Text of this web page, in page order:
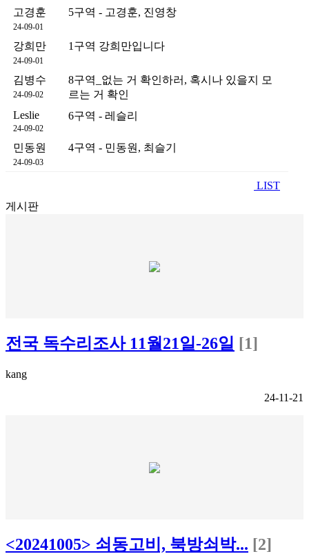
고경훈
24-09-01
5구역 - 고경훈, 진영창
강희만
24-09-01
1구역 강희만입니다
김병수
24-09-02
8구역_없는 거 확인하러, 혹시나 있을지 모
르는 거 확인
Leslie
24-09-02
6구역 - 레슬리
민동원
24-09-03
4구역 - 민동원, 최슬기
LIST
게시판
전국 독수리조사 11월21일-26일 [1]
kang
24-11-21
<20241005> 쇠동고비, 북방쇠박... [2]